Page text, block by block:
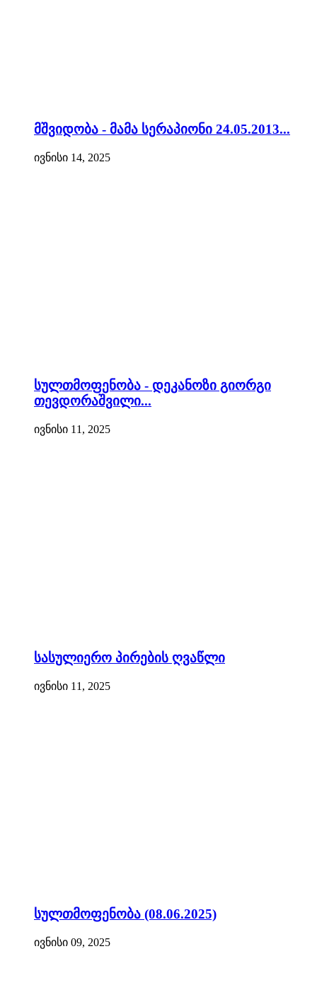
მშვიდობა - მამა სერაპიონი 24.05.2013...
ივნისი 14, 2025
სულთმოფენობა - დეკანოზი გიორგი
თევდორაშვილი...
ივნისი 11, 2025
სასულიერო პირების ღვაწლი
ივნისი 11, 2025
სულთმოფენობა (08.06.2025)
ივნისი 09, 2025